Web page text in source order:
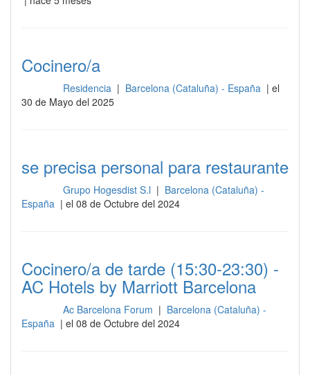
Cocinero/a
Residencia | Barcelona (Cataluña) - España | el
30 de Mayo del 2025
se precisa personal para restaurante
Grupo Hogesdist S.l | Barcelona (Cataluña) -
España | el 08 de Octubre del 2024
Cocinero/a de tarde (15:30-23:30) -
AC Hotels by Marriott Barcelona
Ac Barcelona Forum | Barcelona (Cataluña) -
España | el 08 de Octubre del 2024